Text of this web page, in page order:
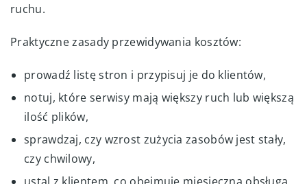
ruchu.
Praktyczne zasady przewidywania kosztów:
prowadź listę stron i przypisuj je do klientów,
notuj, które serwisy mają większy ruch lub większą
ilość plików,
sprawdzaj, czy wzrost zużycia zasobów jest stały,
czy chwilowy,